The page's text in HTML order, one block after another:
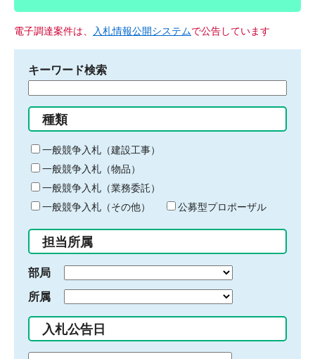
電子調達案件は、 入札情報公開システムで公告しています
キーワード検索
る
キ
ー
ワ
ー
ド
入
力
種類
一般競争入札（建設工事）
一般競争入札（物品）
一般競争入札（業務委託）
一般競争入札（その他）
公募型プロポーザル
担当所属
部局
所属
入札公告日